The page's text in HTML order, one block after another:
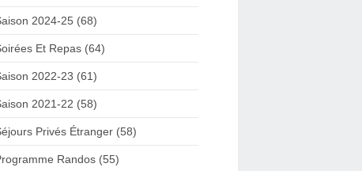
2024-25 (68)
Et Repas (64)
2022-23 (61)
2021-22 (58)
Privés Étranger (58)
Randos (55)